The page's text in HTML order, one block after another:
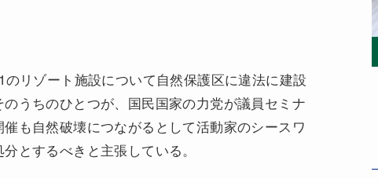
リゾート施設について自然保護区に違法に建設
うちのひとつが、国民国家の力党が議員セミナ
も自然破壊につながるとして活動家のシースワ
とするべきと主張している。